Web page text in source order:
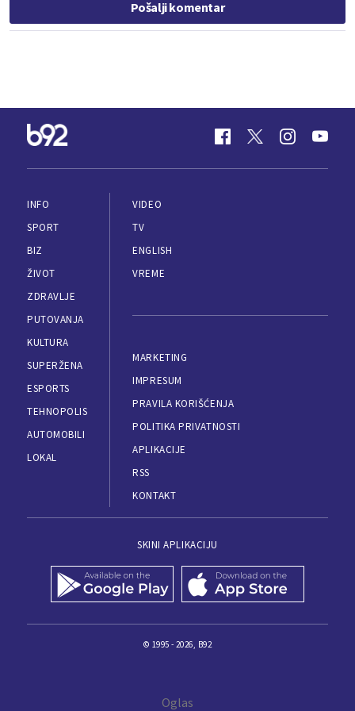
Pošalji komentar
INFO
SPORT
BIZ
ŽIVOT
ZDRAVLJE
PUTOVANJA
KULTURA
SUPERŽENA
ESPORTS
TEHNOPOLIS
AUTOMOBILI
LOKAL
VIDEO
TV
ENGLISH
VREME
MARKETING
IMPRESUM
PRAVILA KORIŠĆENJA
POLITIKA PRIVATNOSTI
APLIKACIJE
RSS
KONTAKT
SKINI APLIKACIJU
© 1995 - 2026, B92